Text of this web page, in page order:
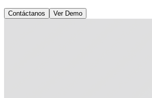
Contáctanos Ver Demo